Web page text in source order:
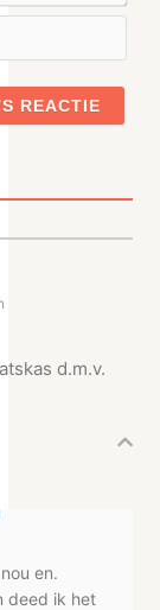
d.m.v.
en.
deed ik het